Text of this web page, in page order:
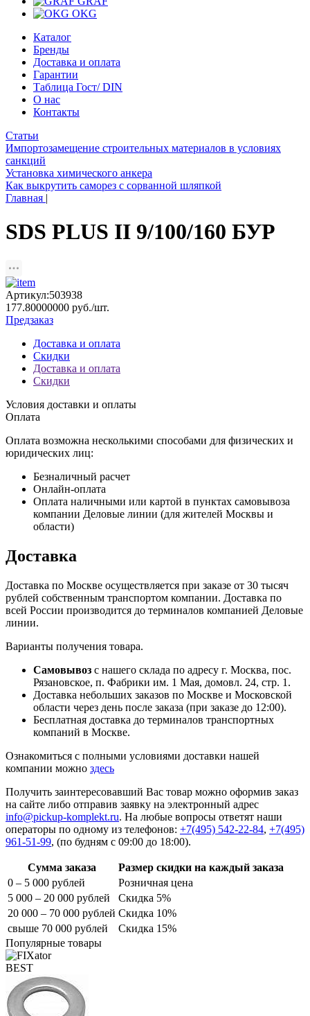
OKG
Каталог
Бренды
Доставка и оплата
Гарантии
Таблица Гост/ DIN
О нас
Контакты
Статьи
Импортозамещение строительных материалов в условиях
санкций
Установка химического анкера
Как выкрутить саморез с сорванной шляпкой
Главная |
SDS PLUS II 9/100/160 БУР
Артикул:503938
177.80000000 руб./шт.
Предзаказ
Доставка и оплата
Скидки
Доставка и оплата
Скидки
Условия доставки и оплаты
Оплата
Оплата возможна несколькими способами для физических и
юридических лиц:
Безналичный расчет
Онлайн-оплата
Оплата наличными или картой в пунктах самовывоза
компании Деловые линии (для жителей Москвы и
области)
Доставка
Доставка по Москве осуществляется при заказе от 30 тысяч
рублей собственным транспортом компании. Доставка по
всей России производится до терминалов компанией Деловые
линии.
Варианты получения товара.
Самовывоз с нашего склада по адресу г. Москва, пос.
Рязановское, п. Фабрики им. 1 Мая, домовл. 24, стр. 1.
Доставка небольших заказов по Москве и Московской
области через день после заказа (при заказе до 12:00).
Бесплатная доставка до терминалов транспортных
компаний в Москве.
Ознакомиться с полными условиями доставки нашей
компании можно здесь
Получить заинтересовавший Вас товар можно оформив заказ
на сайте либо отправив заявку на электронный адрес
info@pickup-komplekt.ru. На любые вопросы ответят наши
операторы по одному из телефонов: +7(495) 542-22-84, +7(495)
961-51-99, (по будням с 09:00 до 18:00).
Сумма заказа
Размер скидки на каждый заказа
0 – 5 000 рублей
Розничная цена
5 000 – 20 000 рублей
Скидка 5%
20 000 – 70 000 рублей Скидка 10%
свыше 70 000 рублей
Скидка 15%
Популярные товары
BEST